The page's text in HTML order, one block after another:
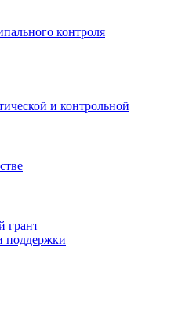
контроля
и контрольной
грант
поддержки